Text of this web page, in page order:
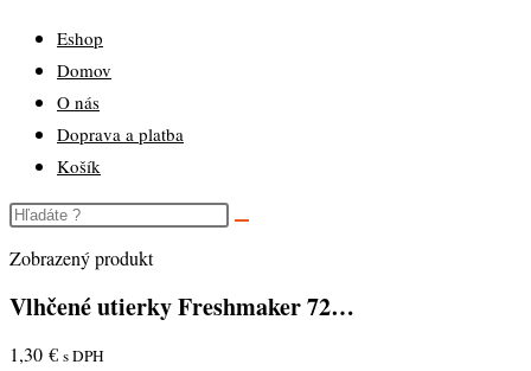
Eshop
Domov
O nás
Doprava a platba
Košík
Zobrazený produkt
Vlhčené utierky Freshmaker 72…
1,30 € s DPH